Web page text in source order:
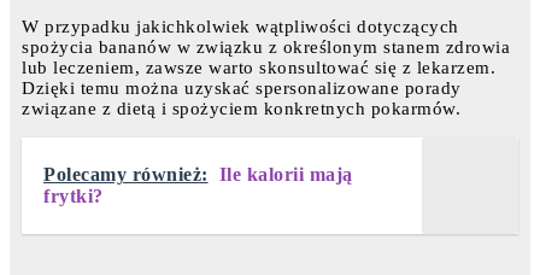
W przypadku jakichkolwiek wątpliwości dotyczących
spożycia bananów w związku z określonym stanem zdrowia
lub leczeniem, zawsze warto skonsultować się z lekarzem.
Dzięki temu można uzyskać spersonalizowane porady
związane z dietą i spożyciem konkretnych pokarmów.
Polecamy również:
Ile kalorii mają
frytki?